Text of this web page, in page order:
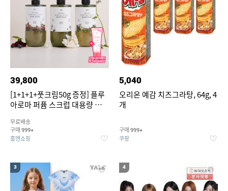
39,800
[1+1+1+풋크림50g 증정] 플루
아로마 퍼퓸 스크럽 대용량 바디
무료배송
구매 999+
홈앤쇼핑
5,040
오리온 예감 치즈그라탕, 64g, 4
개
구매 999+
쿠팡
3 4